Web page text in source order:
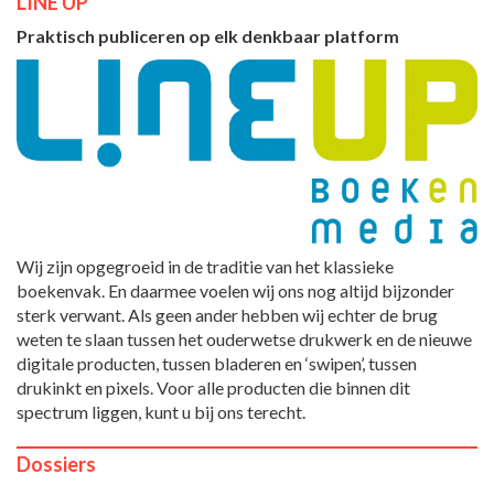
Praktisch publiceren op elk denkbaar platform
Wij zijn opgegroeid in de traditie van het klassieke
boekenvak. En daarmee voelen wij ons nog altijd bijzonder
sterk verwant. Als geen ander hebben wij echter de brug
weten te slaan tussen het ouderwetse drukwerk en de nieuwe
digitale producten, tussen bladeren en ‘swipen’, tussen
drukinkt en pixels. Voor alle producten die binnen dit
spectrum liggen, kunt u bij ons terecht.
Dossiers